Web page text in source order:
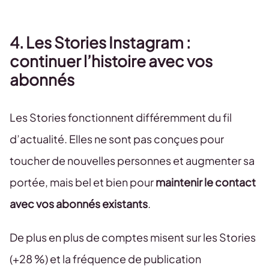
4. Les Stories Instagram :
continuer l’histoire avec vos
abonnés
Les Stories fonctionnent différemment du fil
d’actualité. Elles ne sont pas conçues pour
toucher de nouvelles personnes et augmenter sa
portée, mais bel et bien pourmaintenir le contact
avec vos abonnés existants.
De plus en plus de comptes misent sur les Stories
(+28 %) et la fréquence de publication